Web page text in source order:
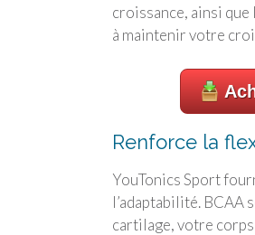
croissance, ainsi
à maintenir votre
Renforce la
YouTonics Sport
l’adaptabilité. BCAA
cartilage, votre